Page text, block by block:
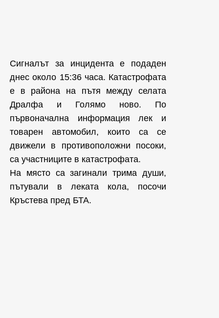
Сигналът за инцидента е подаден
днес около 15:36 часа. Катастрофата
е в района на пътя между селата
Дралфа и Голямо ново. По
първоначална информация лек и
товарен автомобил, които са се
движели в противоположни посоки,
са участниците в катастрофата.
На място са загинали трима души,
пътували в леката кола, посочи
Кръстева пред БТА.